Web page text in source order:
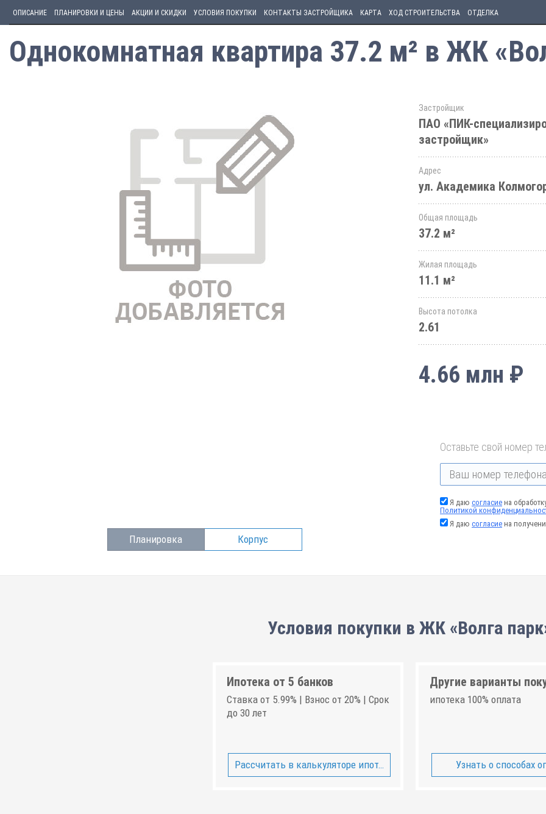
ОПИСАНИЕ ПЛАНИРОВКИ И ЦЕНЫ АКЦИИ И СКИДКИ УСЛОВИЯ ПОКУПКИ КОНТАКТЫ ЗАСТРОЙЩИКА КАРТА ХОД СТРОИТЕЛЬСТВА ОТДЕЛКА
Однокомнатная квартира 37.2 м² в ЖК
Планировка Корпус
Застройщик
ПАО «ПИК-
застройщик»
Адрес
ул. Академика
Общая площадь
37.2 м²
Жилая площадь
11.1 м²
Высота потолка
2.61
4.66 млн ₽
Оставьте свой номер
Я даю согласие на
Политикой
Я даю согласие на
Условия покупки в ЖК «Волга
Ипотека от 5 банков
Ставка от 5.99% | Взнос от 20% | Срок
до 30 лет
Рассчитать в калькуляторе ипотеки
Другие варианты
ипотека 100% оплата
Узнать о способах